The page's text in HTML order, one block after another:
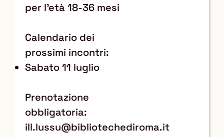
per l'età 18-36 mesi
Calendario dei
prossimi incontri:
Sabato 11 luglio
Prenotazione
obbligatoria:
ill.lussu@bibliotechediroma.it